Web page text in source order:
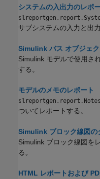
システムの入出力のレポ
サブシステムの入力と出
Simulink バス オブジェ
Simulink モデルで使用さ
する。
モデルのメモのレポート
slreportgen.report.Notes
ついてレポートする。
Simulink ブロック線図の
Simulink ブロック線図を
る。
HTML レポートおよび